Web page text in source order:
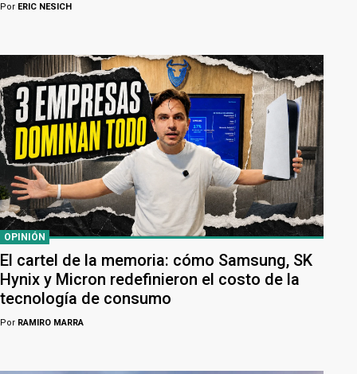
Por ERIC NESICH
OPINIÓN
El cartel de la memoria: cómo Samsung, SK
Hynix y Micron redefinieron el costo de la
tecnología de consumo
Por RAMIRO MARRA